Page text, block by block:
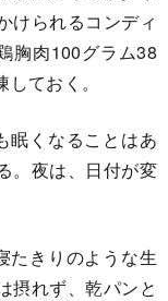
けられるコンディ
胸肉100グラム38
ておく。
眠くなることはあ
。夜は、日付が変
たきりのような生
摂れず、乾パンと